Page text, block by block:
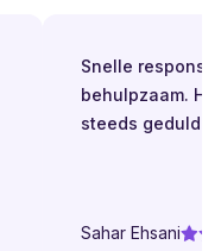
Snelle respons.
behulpzaam.
steeds geduldig.
Sahar Ehsani